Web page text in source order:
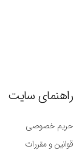
راهنمای سایت
حریم خصوصی
قوانین و مقررات